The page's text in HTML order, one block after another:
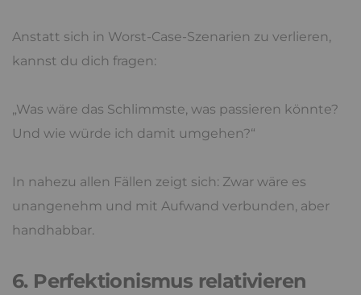
Anstatt sich in Worst-Case-Szenarien zu verlieren,
kannst du dich fragen:
„Was wäre das Schlimmste, was passieren könnte?
Und wie würde ich damit umgehen?“
In nahezu allen Fällen zeigt sich: Zwar wäre es
unangenehm und mit Aufwand verbunden, aber
handhabbar.
6. Perfektionismus relativieren